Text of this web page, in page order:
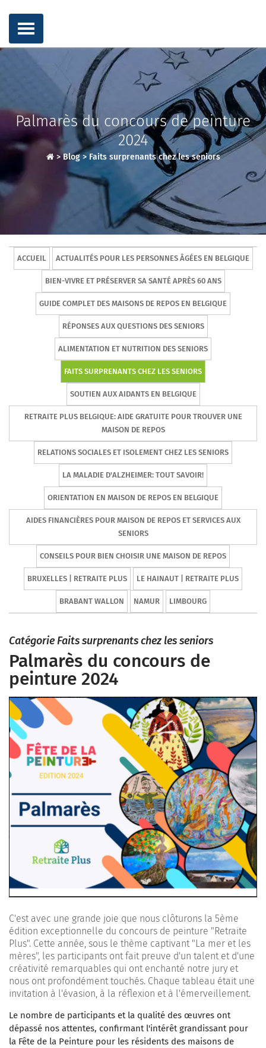
Palmarès du concours de peinture
2024
>Blog>Faits surprenants chez les seniors
ACCUEIL ACTUALITÉS POUR LES PERSONNES ÂGÉES EN BELGIQUE
BIEN-VIVRE ET PRÉSERVER SA SANTÉ APRÈS 60 ANS
GUIDE COMPLET DES MAISONS DE REPOS EN BELGIQUE
RÉPONSES AUX QUESTIONS DES SENIORS
ALIMENTATION ET NUTRITION DES SENIORS
FAITS SURPRENANTS CHEZ LES SENIORS
SOUTIEN AUX AIDANTS EN BELGIQUE
RETRAITE PLUS BELGIQUE: AIDE GRATUITE POUR TROUVER UNE
MAISON DE REPOS
RELATIONS SOCIALES ET ISOLEMENT CHEZ LES SENIORS
LA MALADIE D'ALZHEIMER: TOUT SAVOIR!
ORIENTATION EN MAISON DE REPOS EN BELGIQUE
AIDES FINANCIÈRES POUR MAISON DE REPOS ET SERVICES AUX
SENIORS
CONSEILS POUR BIEN CHOISIR UNE MAISON DE REPOS
BRUXELLES | RETRAITE PLUS LE HAINAUT | RETRAITE PLUS
BRABANT WALLON NAMUR LIMBOURG
Catégorie Faits surprenants chez les seniors
Palmarès du concours de
peinture 2024
C'est avec une grande joie que nous clôturons la 5ème
édition exceptionnelle du concours de peinture "Retraite
Plus". Cette année, sous le thème captivant "La mer et les
mères", les participants ont fait preuve d'un talent et d'une
créativité remarquables qui ont enchanté notre jury et
nous ont profondément touchés. Chaque tableau était une
invitation à l'évasion, à la réflexion et à l'émerveillement.
Le nombre de participants et la qualité des œuvres ont
dépassé nos attentes, confirmant l'intérêt grandissant pour
la Fête de la Peinture pour les résidents des maisons de